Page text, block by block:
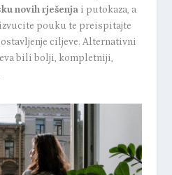
novih rješenjai putokaza, a
pouku te preispitajte
ciljeve. Alternativni
bili bolji, kompletniji,